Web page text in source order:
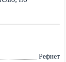
Рефнет